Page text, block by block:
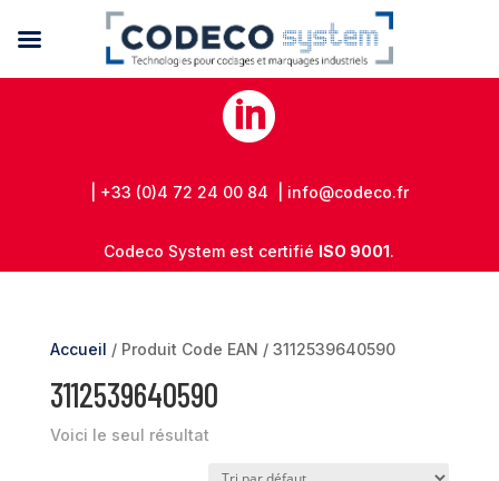

| +33 (0)4 72 24 00 84 | info@codeco.fr
Codeco System est certifié ISO 9001.
Accueil / Produit Code EAN / 3112539640590
3112539640590
Voici le seul résultat